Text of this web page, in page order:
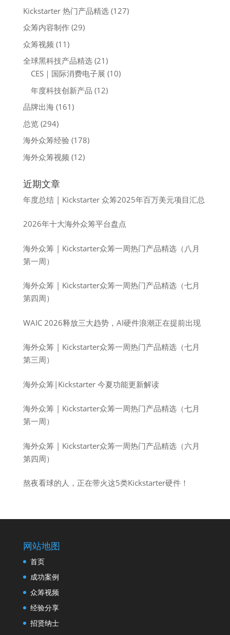
Kickstarter 热门产品精选(127)
众筹内容制作(29)
众筹视频 (11)
全球黑科技产品精选(21)
CES｜国际消费电子展 (10)
年度科技创新产品 (12)
品牌出海(161)
总览(294)
海外众筹经验 (178)
海外众筹视频 (12)
近期文章
年度总结 | Kickstarter 众筹2025年百万美元项目汇总
2026年十大海外众筹平台盘点
海外众筹 | Kickstarter众筹一周热门产品精选（八月
第一周）
海外众筹 | Kickstarter众筹一周热门产品精选（七月
第四周）
WAIC 2026释放三大趋势，AI硬件浪潮正在提前出现
海外众筹 | Kickstarter众筹一周热门产品精选（七月
第三周）
海外众筹|Kickstarter 今夏功能更新解读
海外众筹 | Kickstarter众筹一周热门产品精选（七月
第一周）
海外众筹 | Kickstarter众筹一周热门产品精选（六月
第四周）
熬夜看球的人，正在带火这5类Kickstarter硬件！
网站地图
首页
成功案例
众筹视频
经验分享
招贤纳士